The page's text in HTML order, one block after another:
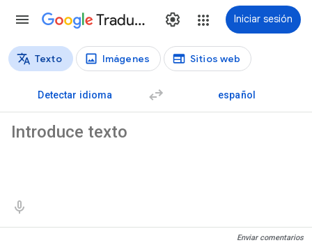
Traductor Iniciar sesión
Tipos de traducción
Texto Imágenes Sitios web
Detectar idioma español
Enviar comentarios